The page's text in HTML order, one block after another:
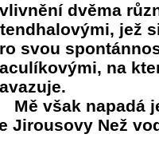
dvěma
jež
svou
na
Mě však napadá
Jirousovy Než